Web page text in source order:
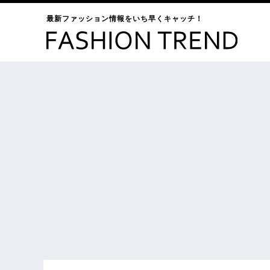
最新ファッション情報をいち早くキャッチ！